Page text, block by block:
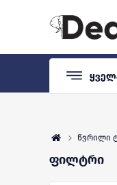
წვრილი
ფილტრი